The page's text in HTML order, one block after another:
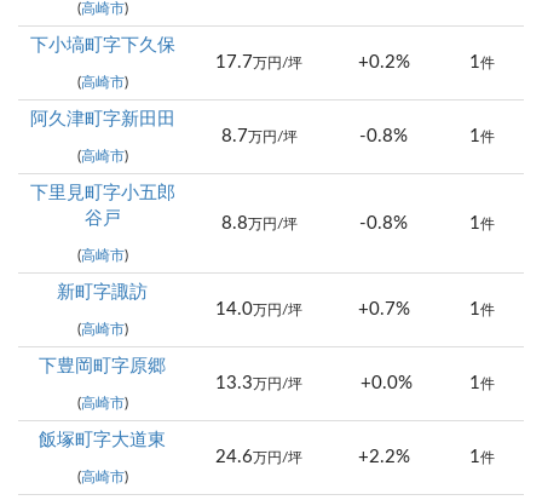
(高崎市)
下小塙町字下久保
(高崎市)
17.7 万円/坪 +0.2% 1件
阿久津町字新田田
(高崎市)
8.7 万円/坪 -0.8% 1件
下里見町字小五郎
谷戸
(高崎市)
8.8 万円/坪 -0.8% 1件
新町字諏訪
(高崎市)
14.0 万円/坪 +0.7% 1件
下豊岡町字原郷
(高崎市)
13.3 万円/坪 +0.0% 1件
飯塚町字大道東
(高崎市)
24.6 万円/坪 +2.2% 1件